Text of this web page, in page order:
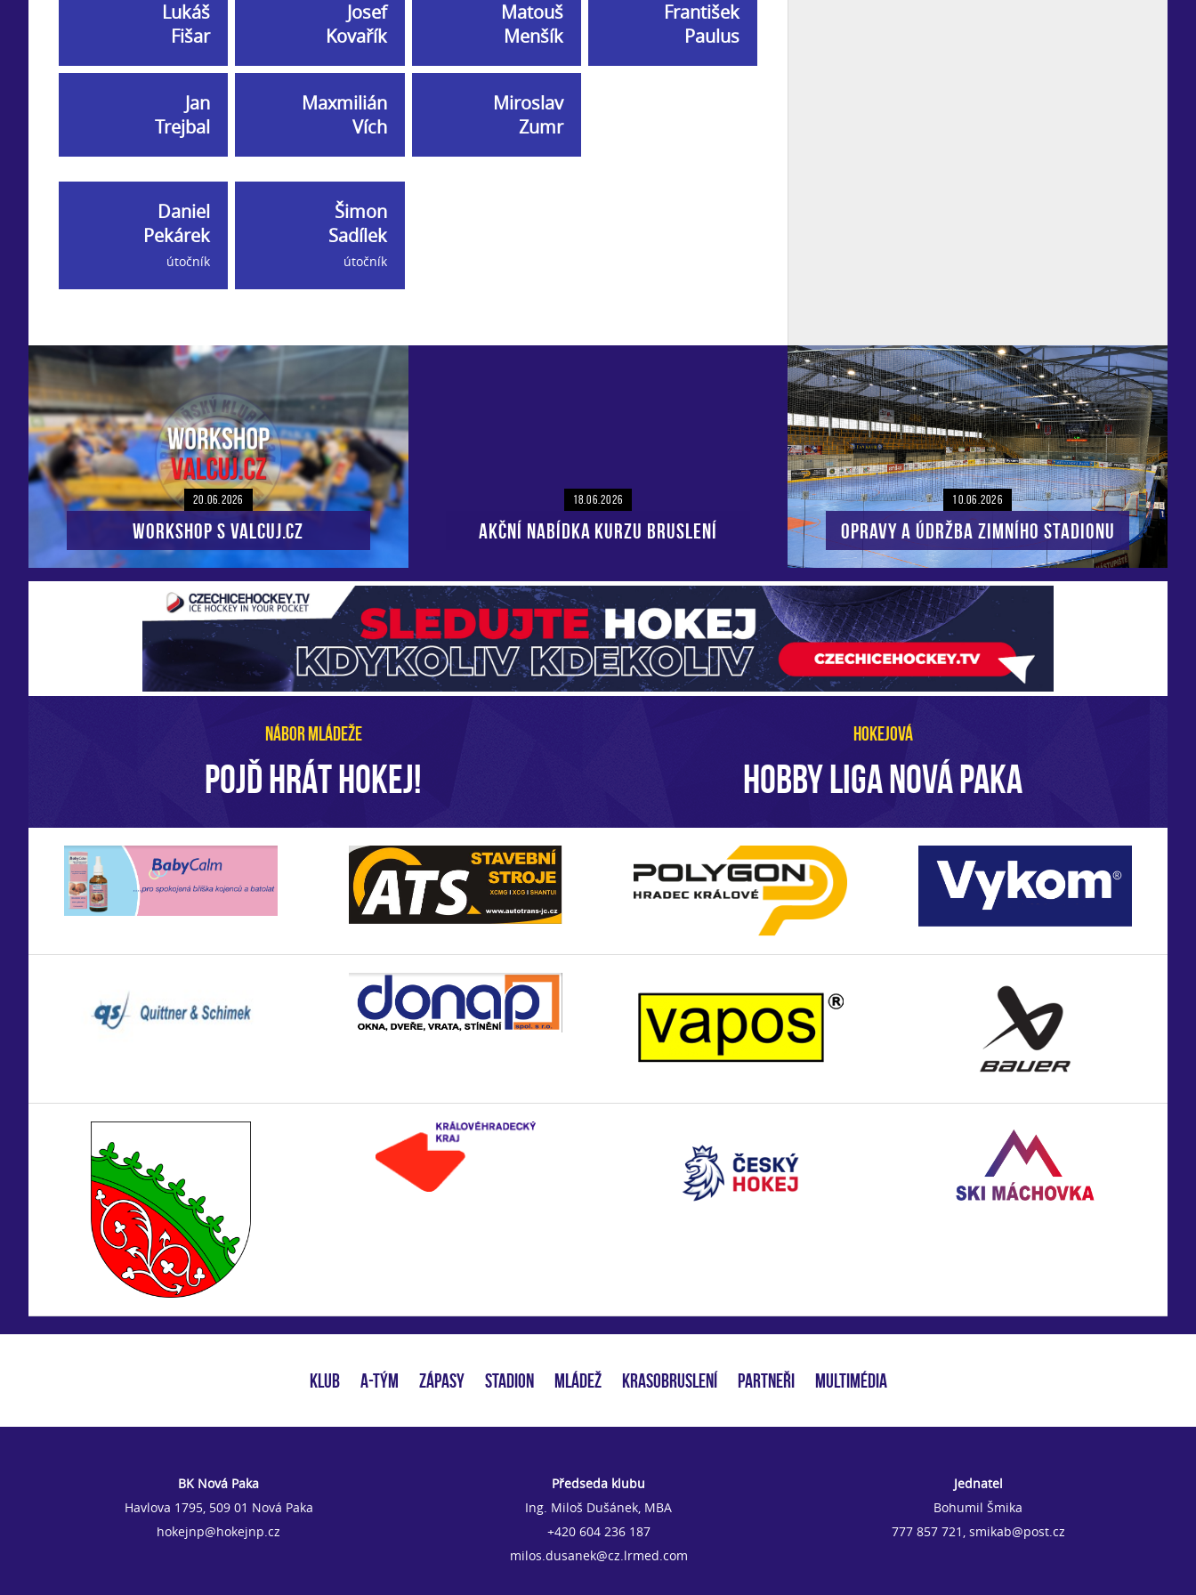
Lukáš
Fišar
Josef
Kovařík
Matouš
Menšík
František
Paulus
Jan
Trejbal
Maxmilián
Vích
Miroslav
Zumr
Daniel
Pekárek
útočník
Šimon
Sadílek
útočník
20.06.2026
Workshop s VALCUJ.CZ
18.06.2026
AKČNÍ NABÍDKA KURZU BRUSLENÍ
10.06.2026
Opravy a údržba zimního stadionu
NÁBOR MLÁDEŽE
POJĎ HRÁT HOKEJ!
HOKEJOVÁ
HOBBY LIGA NOVÁ PAKA
KLUB A-TÝM ZÁPASY STADION MLÁDEŽ KRASOBRUSLENÍ PARTNEŘI MULTIMÉDIA
BK Nová Paka
Havlova 1795, 509 01 Nová Paka
hokejnp@hokejnp.cz
Předseda klubu
Ing. Miloš Dušánek, MBA
+420 604 236 187
milos.dusanek@cz.lrmed.com
Jednatel
Bohumil Šmika
777 857 721, smikab@post.cz